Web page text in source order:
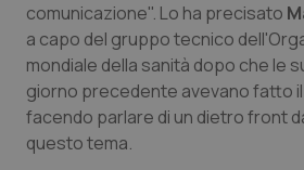
Lazio
Liguria
Lombardia
Diabete & glucometri
Disturbi dell’umore
Dolore
comunicazione". Lo ha precisato
a capo del gruppo tecnico
mondiale della sanità dopo che le
giorno precedente avevano fatto
facendo parlare di un dietro front
questo tema.